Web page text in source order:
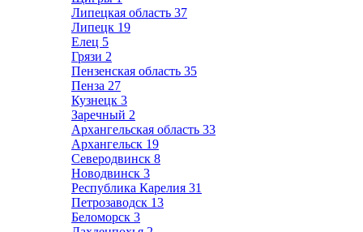
Липецкая область 37
Липецк 19
Елец 5
Грязи 2
Пензенская область 35
Пенза 27
Кузнецк 3
Заречный 2
Архангельская область 33
Архангельск 19
Северодвинск 8
Новодвинск 3
Республика Карелия 31
Петрозаводск 13
Беломорск 3